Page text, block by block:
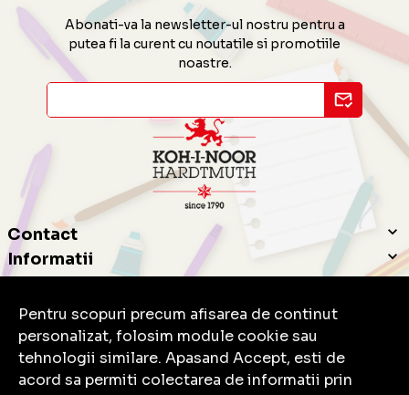
Contact
Informatii
Abonati-va la newsletter-ul nostru pentru a
putea fi la curent cu noutatile si promotiile
noastre.
Pentru scopuri precum afisarea de continut
personalizat, folosim module cookie sau
tehnologii similare. Apasand Accept, esti de
acord sa permiti colectarea de informatii prin